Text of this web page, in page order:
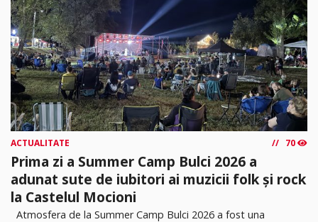
ACTUALITATE 70
Prima zi a Summer Camp Bulci 2026 a
adunat sute de iubitori ai muzicii folk și rock
la Castelul Mocioni
Atmosfera de la Summer Camp Bulci 2026 a fost una